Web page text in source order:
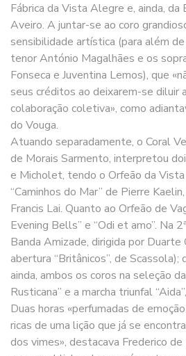
Fábrica da Vista Alegre e, ainda, da
Aveiro. A juntar-se ao coro
sensibilidade artística (para além
tenor António Magalhães e os
Fonseca e Juventina Lemos), que
seus créditos ao deixarem-se diluir
colaboração coletiva», como
do Vouga.
Atuando separadamente, o Coral
de Morais Sarmento, interpretou
e Micholet, tendo o Orfeão da
“Caminhos do Mar” de Pierre
Francis Lai. Quanto ao Orfeão de
Evening Bells” e “Odi et amo”. Na
Banda Amizade, dirigida por Duarte
abertura “Britânicos”, de Scassola);
ainda, ambos os coros na seleção
Rusticana” e a marcha triunfal
Duas horas «perfumadas de
ricas de uma lição que já se
dos vimes», destacava Frederico de